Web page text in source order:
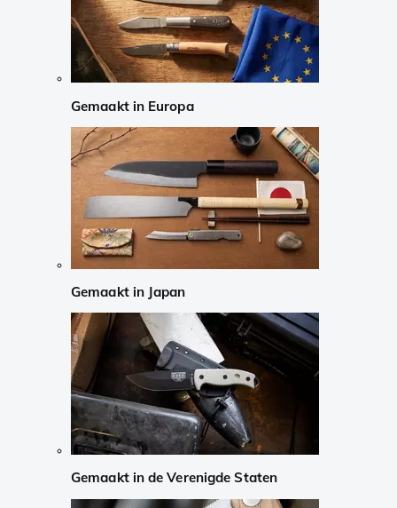
Gemaakt in Europa
Gemaakt in Japan
Gemaakt in de Verenigde Staten